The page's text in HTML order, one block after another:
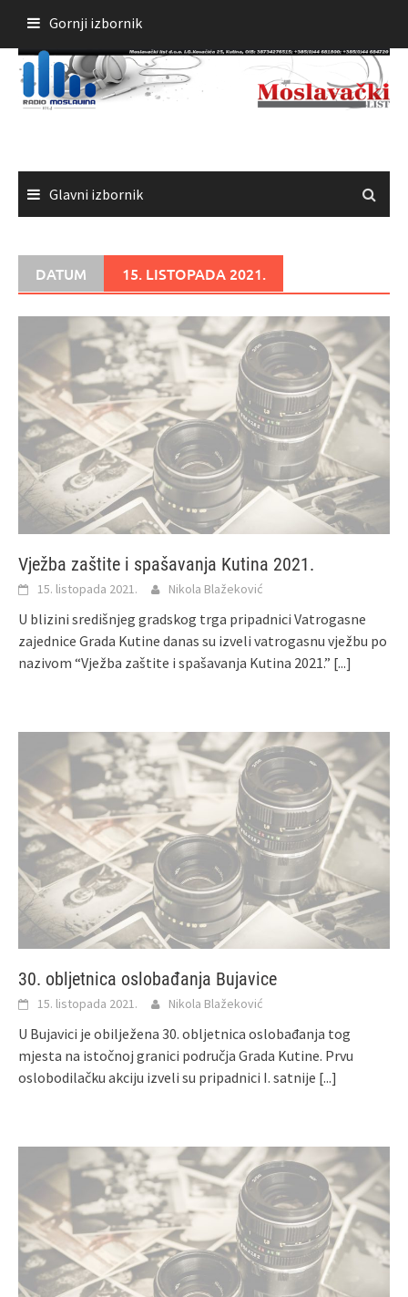
sadržaja
Gornji izbornik
Glavni izbornik
DATUM 15. LISTOPADA 2021.
Vježba zaštite i spašavanja Kutina 2021.
15. listopada 2021. Nikola Blažeković
U blizini središnjeg gradskog trga pripadnici Vatrogasne
zajednice Grada Kutine danas su izveli vatrogasnu vježbu po
nazivom “Vježba zaštite i spašavanja Kutina 2021.” [...]
30. obljetnica oslobađanja Bujavice
15. listopada 2021. Nikola Blažeković
U Bujavici je obilježena 30. obljetnica oslobađanja tog
mjesta na istočnoj granici područja Grada Kutine. Prvu
oslobodilačku akciju izveli su pripadnici I. satnije [...]